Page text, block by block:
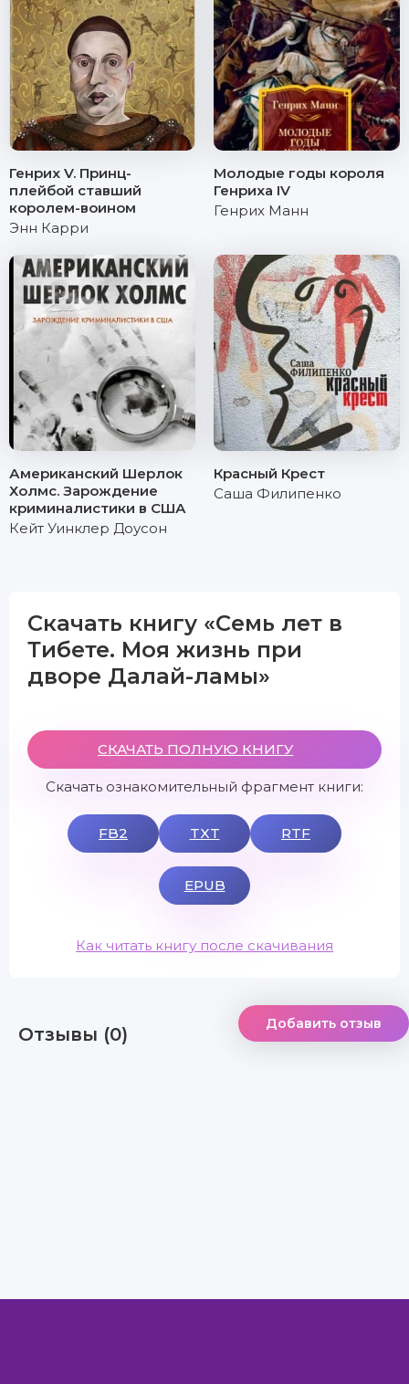
Генрих V. Принц-
плейбой ставший
королем-воином
Энн Карри
Молодые годы короля
Генриха IV
Генрих Манн
Американский Шерлок
Холмс. Зарождение
криминалистики в США
Кейт Уинклер Доусон
Красный Крест
Саша Филипенко
Скачать книгу «Семь лет в
Тибете. Моя жизнь при
дворе Далай-ламы»
СКАЧАТЬ ПОЛНУЮ КНИГУ
Скачать ознакомительный фрагмент книги:
FB2 TXT RTF
EPUB
Как читать книгу после скачивания
Отзывы (0) Добавить отзыв